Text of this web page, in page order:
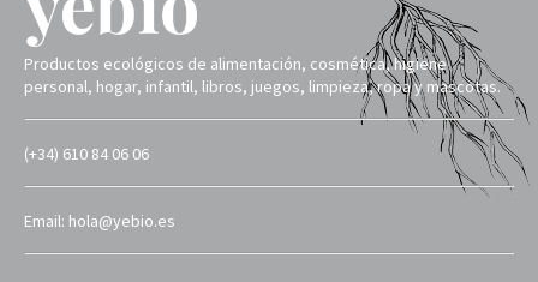
Productos ecológicos de alimentación, cosmética, higiene
personal, hogar, infantil, libros, juegos, limpieza, ropa y mascotas.
(+34) 610 84 06 06
Email: hola@yebio.es